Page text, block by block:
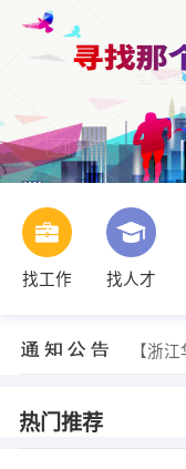
找工作 找人才
李晓
【浙
热门推荐